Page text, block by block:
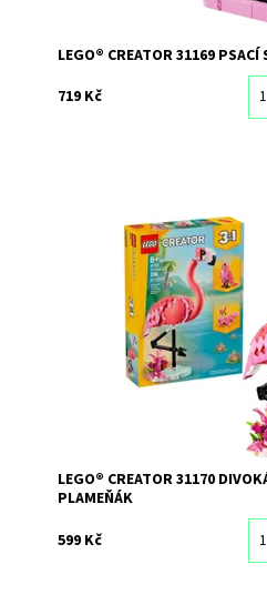
LEGO® CREATOR 31169
719 Kč
Vneste do pokojíčku krásné
těmito 3 úžasnými divokými
půvabného růžového
plném rostlin a pak se napije z
více zábavy a přestavte model
Dostupnost:
Skladem1
12453
LEGO® CREATOR 31170
PLAMEŇÁK
599 Kč